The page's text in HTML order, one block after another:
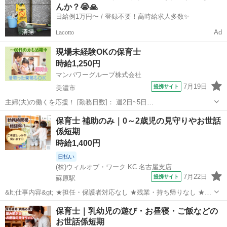
ク ・ごはん...
んか？😭🙏
日給例1万円〜 / 登録不要！高時給求人多数✨
Lacotto Ad
現場未経験OKの保育士
時給1,250円
マンパワーグループ株式会社
美濃市
提携サイト 7月19日
主婦(夫)の働くを応援！ [勤務日数]： 週2日~5日
08:00~11:00/09:00~12:00/09:00~15:00/07:00~16:00/11:00~20:00 [勤務
地・最寄駅]： 岐阜県美濃加茂市 【...
岐阜 美濃市 保育士
保育士 補助のみ｜0～2歳児の見守りやお世話
係短期
時給1,400円
日払い
(株)ウィルオブ・ワーク KC 名古屋支店
蘇原駅
提携サイト 7月22日
&lt;仕事内容&gt; ★担任・保護者対応なし ★残業・持ち帰りなし ★指
導案などの書類なし 担当クラス： 乳児またはクラスフリー お仕事内
容： ・遊びの見守り、サポート ・お散歩の付き添い ・お昼寝チェッ
ク ・ごはん...
岐阜 各務原市 蘇原駅 保育士
保育士｜乳幼児の遊び・お昼寝・ご飯などの
お世話係短期